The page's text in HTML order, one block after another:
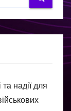
надії для